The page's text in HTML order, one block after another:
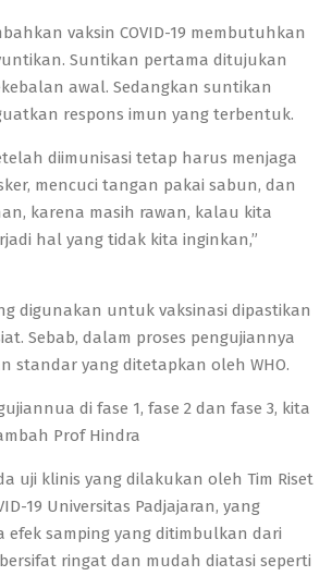
vaksin COVID-19 membutuhkan
Suntikan pertama ditujukan
awal. Sedangkan suntikan
respons imun yang terbentuk.
diimunisasi tetap harus menjaga
mencuci tangan pakai sabun, dan
karena masih rawan, kalau kita
hal yang tidak kita inginkan,”
digunakan untuk vaksinasi dipastikan
Sebab, dalam proses pengujiannya
standar yang ditetapkan oleh WHO.
di fase 1, fase 2 dan fase 3, kita
Prof Hindra
uji klinis yang dilakukan oleh Tim Riset
19 Universitas Padjajaran, yang
efek samping yang ditimbulkan dari
bersifat ringat dan mudah diatasi seperti